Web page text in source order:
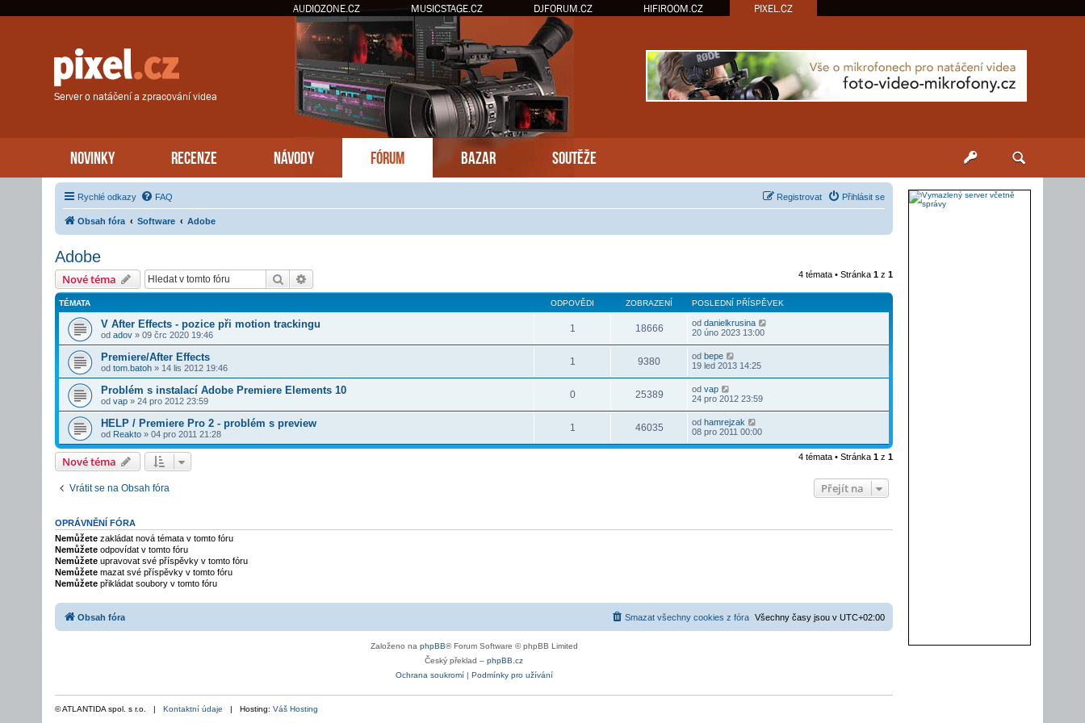
AUDIOZONE.CZ MUSICSTAGE.CZ DJFORUM.CZ HIFIROOM.CZ PIXEL.CZ
Server o natáčení a zpracování videa
NOVINKY RECENZE NÁVODY FÓRUM BAZAR SOUTĚŽE
Rychlé odkazy FAQ Přihlásit se
Registrovat
Obsah fóra Software Adobe
Adobe
Nové téma Hledat 4 témata • Stránka 1 z 1
TÉMATA ODPOVĚDI ZOBRAZENÍ POSLEDNÍ PŘÍSPĚVEK
V After Effects - pozice při motion trackingu
od adov » 09 črc 2020 19:46
1 18666 od danielkrusina
20 úno 2023 13:00
Premiere/After Effects
od tom.batoh » 14 lis 2012 19:46
1 9380 od bepe
19 led 2013 14:25
Problém s instalací Adobe Premiere Elements 10
od vap » 24 pro 2012 23:59
0 25389 od vap
24 pro 2012 23:59
HELP / Premiere Pro 2 - problém s preview
od Reakto » 04 pro 2011 21:28
1 46035 od hamrejzak
08 pro 2011 00:00
Nové téma 4 témata • Stránka 1 z 1
Vrátit se na Obsah fóra Přejít na
OPRÁVNĚNÍ FÓRA
Nemůžete zakládat nová témata v tomto fóru
Nemůžete odpovídat v tomto fóru
Nemůžete upravovat své příspěvky v tomto fóru
Nemůžete mazat své příspěvky v tomto fóru
Nemůžete přikládat soubory v tomto fóru
Obsah fóra Všechny časy jsou v UTC+02:00
Smazat všechny cookies z fóra
Založeno na phpBB® Forum Software © phpBB Limited
Český překlad – phpBB.cz
Ochrana soukromí| Podmínky pro užívání
© ATLANTIDA spol. s r.o. | Kontaktní údaje | Hosting: Váš Hosting